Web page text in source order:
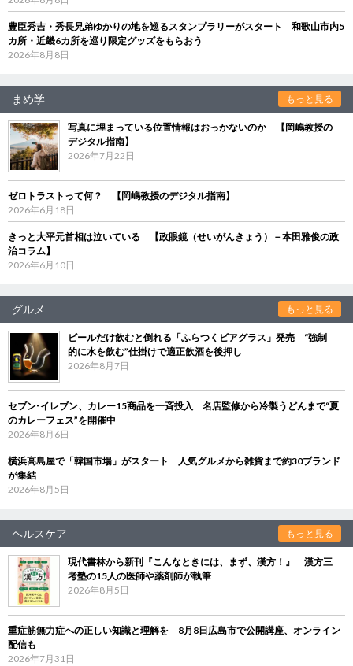
豊臣秀吉・秀長兄弟ゆかりの地を巡るスタンプラリーがスタート 和歌山市内5
カ所・近畿6カ所を巡り限定グッズをもらおう
2026年8月8日
まめ学 もっと見る
写真に埋まっている位置情報はおっかないのか 【岡嶋教授の
デジタル指南】
2026年7月22日
ゼロトラストって何？ 【岡嶋教授のデジタル指南】
2026年6月18日
きっと大平元首相は泣いている 【政眼鏡（せいがんきょう）－本田雅俊の政
治コラム】
2026年6月10日
グルメ もっと見る
ビールだけ飲むと倒れる「ふらつくビアグラス」発売 “強制
的に水を飲む”仕掛けで適正飲酒を後押し
2026年8月7日
セブン‐イレブン、カレー15商品を一斉投入 名店監修から冷製うどんまで“夏
のカレーフェス”を開催中
2026年8月6日
横浜高島屋で「韓国市場」がスタート 人気グルメから雑貨まで約30ブランド
が集結
2026年8月5日
ヘルスケア もっと見る
現代書林から新刊『こんなときには、まず、漢方！』 漢方三
考塾の15人の医師や薬剤師が執筆
2026年8月5日
重症筋無力症への正しい知識と理解を 8月8日広島市で公開講座、オンライン
配信も
2026年7月31日